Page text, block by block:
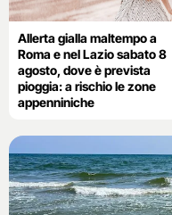
Allerta gialla maltempo a
Roma e nel Lazio sabato 8
agosto, dove è prevista
pioggia: a rischio le zone
appenniniche